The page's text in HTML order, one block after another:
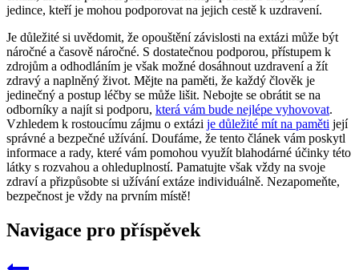
jedince, kteří je mohou podporovat na jejich cestě k uzdravení.
Je důležité si uvědomit, že opouštění závislosti na extázi může být
náročné a časově náročné. S dostatečnou podporou, přístupem k
zdrojům a odhodláním je však možné dosáhnout uzdravení a žít
zdravý a naplněný život. Mějte na paměti, že každý člověk je
jedinečný a postup léčby se může lišit. Nebojte se obrátit se na
odborníky a najít si podporu, která vám bude nejlépe vyhovovat.
Vzhledem k rostoucímu zájmu o extázi je důležité mít na paměti její
správné a bezpečné užívání. Doufáme, že tento článek vám poskytl
informace a rady, které vám pomohou využít blahodárné účinky této
látky s rozvahou a ohleduplností. Pamatujte však vždy na svoje
zdraví a přizpůsobte si užívání extáze individuálně. Nezapomeňte,
bezpečnost je vždy na prvním místě!
Navigace pro příspěvek